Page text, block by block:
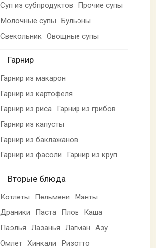
Суп из субпродуктов
Прочие супы
Молочные супы
Бульоны
Свекольник Овощные супы
Гарнир
Гарнир из макарон
Гарнир из картофеля
Гарнир из риса
Гарнир из грибов
Гарнир из капусты
Гарнир из баклажанов
Гарнир из фасоли
Гарнир из круп
Вторые блюда
Котлеты Пельмени
Манты
Драники
Паста Плов
Каша
Паэлья
Лазанья Лагман
Азу
Омлет Хинкали
Ризотто